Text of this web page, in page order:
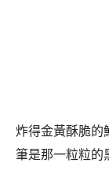
炸得金黃酥脆的
筆是那一粒粒的